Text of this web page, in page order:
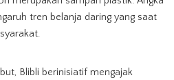
tren belanja daring yang saat
Blibli berinisiatif mengajak